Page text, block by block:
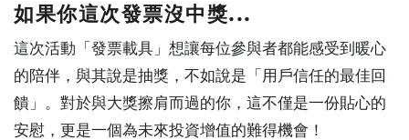
如果你這次發票沒中獎...
這次活動「發票載具」想讓每位參與者都能感受到暖心
的陪伴，與其說是抽獎，不如說是「用戶信任的最佳回
饋」。對於與大獎擦肩而過的你，這不僅是一份貼心的
安慰，更是一個為未來投資增值的難得機會！